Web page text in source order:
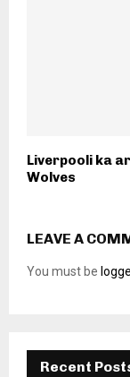
Liverpooli ka
Wolves
LEAVE A
You must be
Recent